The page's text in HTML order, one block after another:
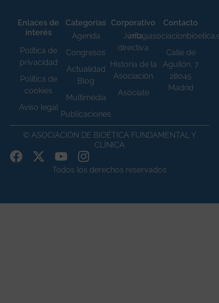
Enlaces de
interés
Política de
privacidad
Política de
cookies
Aviso legal
Categorías
Agenda
Congresos
Actualidad
Blog
Multimedia
Publicaciones
Corporativo
Junta
directiva
Historia de la
Asociación
Asóciate
Contacto
Calle de
Aguilón, 7
28045
Madrid
© ASOCIACIÓN DE BIOÉTICA FUNDAMENTAL Y
CLÍNICA
Todos los derechos reservados